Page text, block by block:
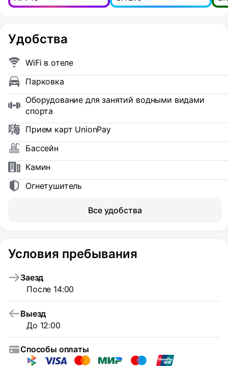
Удобства
WiFi в отеле
Парковка
Оборудование для занятий водными видами
спорта
Прием карт UnionPay
Бассейн
Камин
Огнетушитель
Все удобства
Условия пребывания
Заезд
После 14:00
Выезд
До 12:00
Способы оплаты